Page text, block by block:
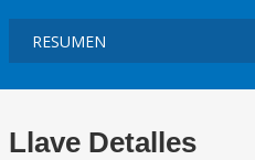
Llave Detalles